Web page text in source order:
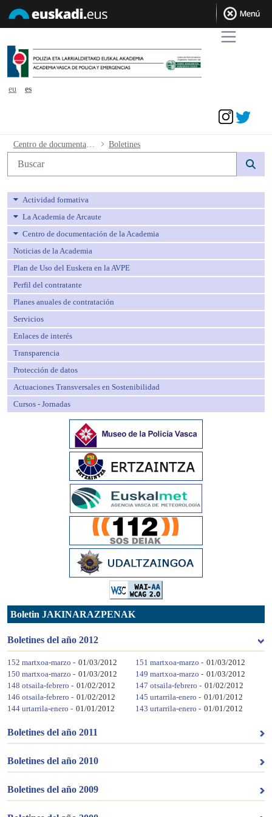
eu
es
Boletines - avpeBoletines
Búsqueda web
Actividad formativa
La Academia de Arcaute
Centro de documentación de la Academia
Noticias de la Academia
Plan de Uso del Euskera en la AVPE
Perfil del contratante
Planes anuales de contratación
Servicios
Enlaces de interés
Transparencia
Protección de datos
Actuaciones Transversales en Sostenibilidad
Cursos - Jornadas
Boletin JAKINARAZPENAK
Boletines del año 2012
152 martxoa-marzo - 01/03/2012 151 martxoa-marzo - 01/03/2012
150 martxoa-marzo - 01/03/2012 149 martxoa-marzo - 01/03/2012
148 otsaila-febrero - 01/02/2012 147 otsaila-febrero - 01/02/2012
146 otsaila-febrero - 01/02/2012 145 urtarrila-enero - 01/01/2012
144 urtarrila-enero - 01/01/2012 143 urtarrila-enero - 01/01/2012
Boletines del año 2011
Boletines del año 2010
Boletines del año 2009